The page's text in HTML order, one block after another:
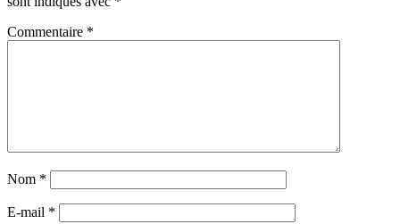
Commentaire *
Nom *
E-mail *